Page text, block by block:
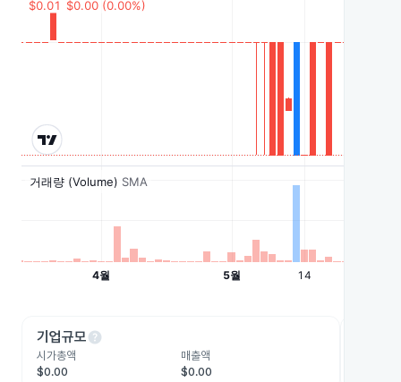
기업규모help
시가총액
$0.00
매출액
$0.00